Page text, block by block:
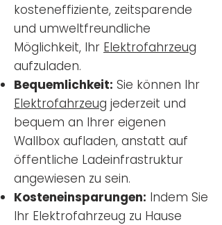
kosteneffiziente, zeitsparende
und umweltfreundliche
Möglichkeit, Ihr Elektrofahrzeug
aufzuladen.
Bequemlichkeit: Sie können Ihr
Elektrofahrzeug jederzeit und
bequem an Ihrer eigenen
Wallbox aufladen, anstatt auf
öffentliche Ladeinfrastruktur
angewiesen zu sein.
Kosteneinsparungen: Indem Sie
Ihr Elektrofahrzeug zu Hause